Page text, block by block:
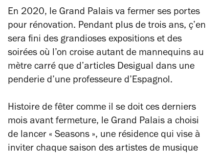
En 2020, le Grand Palais va fermer ses portes
pour rénovation. Pendant plus de trois ans, ç’en
sera fini des grandioses expositions et des
soirées où l’on croise autant de mannequins au
mètre carré que d’articles Desigual dans une
penderie d’une professeure d’Espagnol.
Histoire de fêter comme il se doit ces derniers
mois avant fermeture, le Grand Palais a choisi
de lancer « Seasons », une résidence qui vise à
inviter chaque saison des artistes de musique